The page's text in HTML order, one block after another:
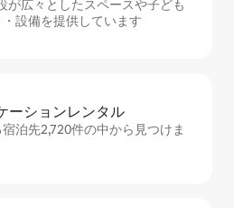
が広々としたスペースや子ども
設備を提供しています
ー⁠シ⁠ョ⁠ンレ⁠ン⁠タ⁠ル
泊先2,720件の中から見つけま